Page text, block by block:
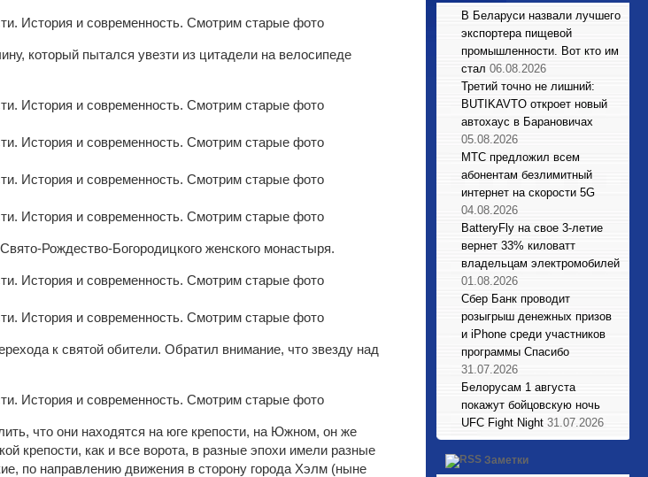
который пытался увезти из цитадели на велосипеде
Рождество-Богородицкого женского монастыря.
к святой обители. Обратил внимание, что звезду над
что они находятся на юге крепости, на Южном, он же
крепости, как и все ворота, в разные эпохи имели разные
по направлению движения в сторону города Хэлм (ныне
В Беларуси назвали лучшего
экспортера пищевой
промышленности. Вот кто им
стал 06.08.2026
Третий точно не лишний:
BUTIKAVTO откроет новый
автохаус в Барановичах
05.08.2026
МТС предложил всем
абонентам безлимитный
интернет на скорости 5G
04.08.2026
BatteryFly на свое 3-летие
вернет 33% киловатт
владельцам электромобилей
01.08.2026
Сбер Банк проводит
розыгрыш денежных призов
и iPhone среди участников
программы Спасибо
31.07.2026
Белорусам 1 августа
покажут бойцовскую ночь
UFC Fight Night 31.07.2026
Заметки